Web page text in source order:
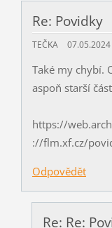
Re: Povidky
TEČKA 07.05.2024
Také my chybí.
aspoň starší
https://
://flm.xf.cz/
Odpovědět
Re: Re: